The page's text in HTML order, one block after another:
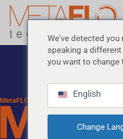
MetaFLO Technologies · Réactifs de
We've detected you
speaking a different
you want to change
English
Change